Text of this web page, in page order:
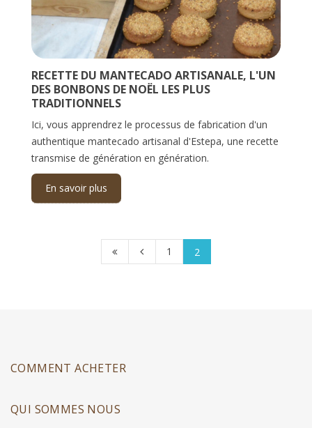
RECETTE DU MANTECADO ARTISANALE, L'UN
DES BONBONS DE NOËL LES PLUS
TRADITIONNELS
Ici, vous apprendrez le processus de fabrication d'un
authentique mantecado artisanal d'Estepa, une recette
transmise de génération en génération.
En savoir plus
1 2
COMMENT ACHETER
QUI SOMMES NOUS